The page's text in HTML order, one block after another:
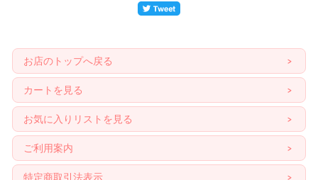
お店のトップへ戻る
カートを見る
お気に入りリストを見る
ご利用案内
特定商取引法表示